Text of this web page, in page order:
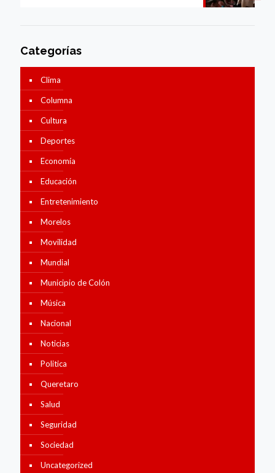
Categorías
Clima
Columna
Cultura
Deportes
Economía
Educación
Entretenimiento
Morelos
Movilidad
Mundial
Municipio de Colón
Música
Nacional
Noticias
Politica
Queretaro
Salud
Seguridad
Sociedad
Uncategorized